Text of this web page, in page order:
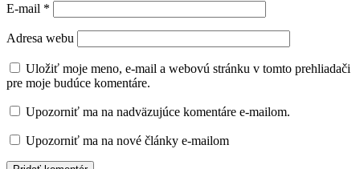
E-mail *
Adresa webu
Uložiť moje meno, e-mail a webovú stránku v tomto prehliadači
pre moje budúce komentáre.
Upozorniť ma na nadväzujúce komentáre e-mailom.
Upozorniť ma na nové články e-mailom